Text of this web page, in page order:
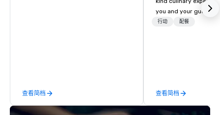
Hyatt Place
Dallas North
Galleria
Sonesta
Simply Suites
Dallas Galleria
Embassy
Suites by
Hilton Dallas
查看简档
you and your guests
memories and
catering industry.
行动 配餐
查看简档